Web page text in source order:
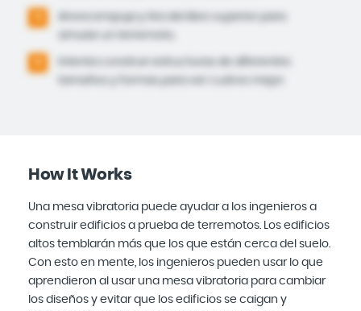
How It Works
Una mesa vibratoria puede ayudar a los ingenieros a
construir edificios a prueba de terremotos. Los edificios
altos temblarán más que los que están cerca del suelo.
Con esto en mente, los ingenieros pueden usar lo que
aprendieron al usar una mesa vibratoria para cambiar
los diseños y evitar que los edificios se caigan y